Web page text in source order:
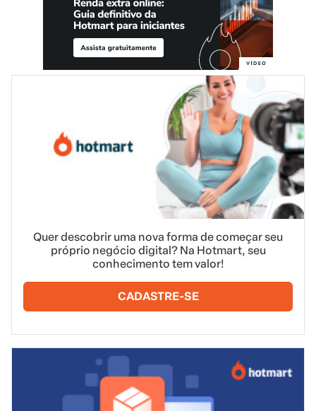
Quer descobrir uma nova forma de começar seu
próprio negócio digital? Na Hotmart, seu
conhecimento tem valor!
CADASTRE-SE